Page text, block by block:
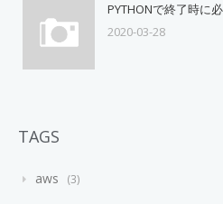
PYTHONで終了時に
2020-03-28
TAGS
aws 3